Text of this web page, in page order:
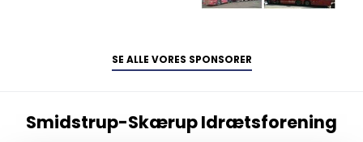
SE ALLE VORES SPONSORER
Smidstrup-Skærup Idrætsforening